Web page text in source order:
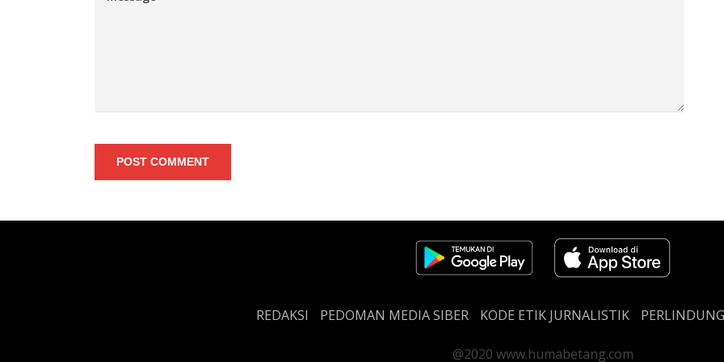
POST COMMENT
REDAKSI PEDOMAN MEDIA SIBER KODE ETIK JURNALISTIK
@2020 www.humabetang.com